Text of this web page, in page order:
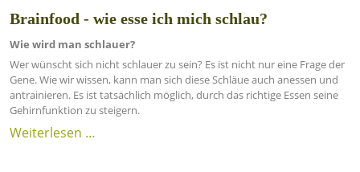
Brainfood - wie esse ich mich schlau?
Wie wird man schlauer?
Wer wünscht sich nicht schlauer zu sein? Es ist nicht nur eine Frage der
Gene. Wie wir wissen, kann man sich diese Schläue auch anessen und
antrainieren. Es ist tatsächlich möglich, durch das richtige Essen seine
Gehirnfunktion zu steigern.
Weiterlesen …